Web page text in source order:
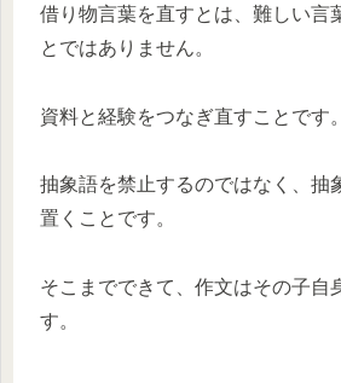
借り物言葉を直すとは、難しい言
とではありません。
資料と経験をつなぎ直すことです。
抽象語を禁止するのではなく、抽
置くことです。
そこまでできて、作文はその子自
す。